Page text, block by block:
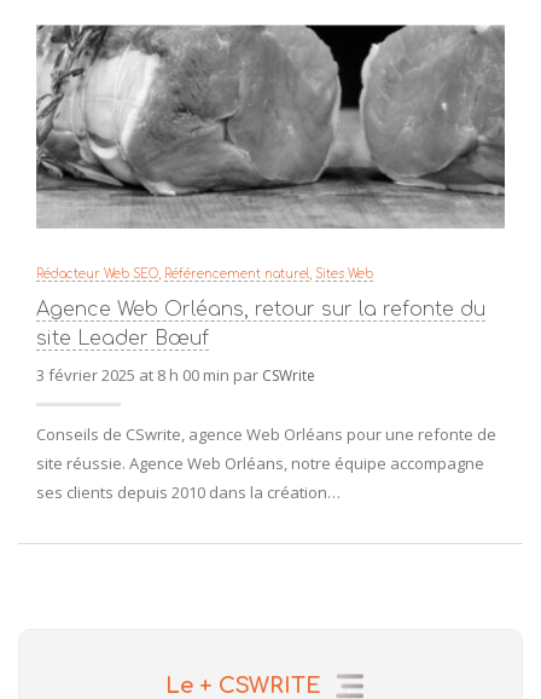
Rédacteur Web SEO Référencement naturel Sites Web
Agence Web Orléans, retour sur la refonte du
site Leader Bœuf
3 février 2025 at 8 h 00 min par CSWrite
Conseils de CSwrite, agence Web Orléans pour une refonte de
site réussie. Agence Web Orléans, notre équipe accompagne
ses clients depuis 2010 dans la création…
Le + CSWRITE